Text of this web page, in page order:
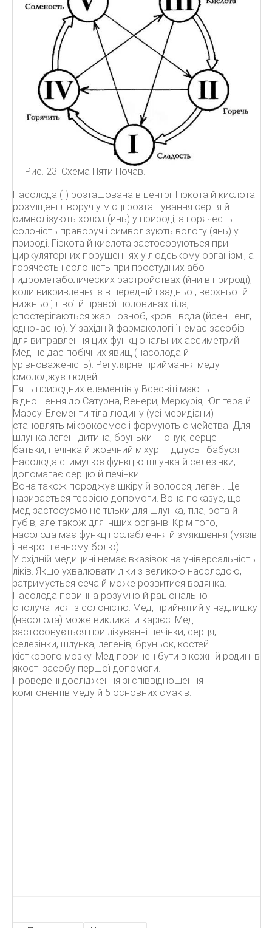
Рис. 23. Схема Пяти Почав.
Насолода (I) розташована в центрі. Гіркота й кислота
розміщені ліворуч у місці розташування серця й
символізують холод (инь) у природі, а горячесть і
солоність праворуч і символізують вологу (янь) у
природі. Гіркота й кислота застосовуються при
циркуляторних порушеннях у людському організмі, а
горячесть і солоність при простудних або
гидрометаболических растройствах (йни в природі),
коли викривлення є в передній і задньої, верхньої й
нижньої, лівої й правої половинах тіла,
спостерігаються жар і озноб, кров і вода (йсен і енг,
одночасно). У західній фармакології немає засобів
для виправлення цих функціональних ассиметрий.
Мед не дає побічних явищ (насолода й
урівноваженість). Регулярне приймання меду
омолоджує людей.
Пять природних елементів у Всесвіті мають
відношення до Сатурна, Венери, Меркурія, Юпітера й
Марсу. Елементи тіла людину (усі меридіани)
становлять мікрокосмос і формують сімейства. Для
шлунка легені дитина, бруньки — онук, серце —
батьки, печінка й жовчний міхур — дідусь і бабуся.
Насолода стимулює функцію шлунка й селезінки,
допомагає серцю й печінки.
Вона також породжує шкіру й волосся, легені. Це
називається теорією допомоги. Вона показує, що
мед застосуємо не тільки для шлунка, тіла, рота й
губів, але також для інших органів. Крім того,
насолода має функції ослаблення й змякшення (мязів
і невро- генному болю).
У східній медицині немає вказівок на універсальність
ліків. Якщо ухвалювати ліки з великою насолодою,
затримується сеча й може розвитися водянка.
Насолода повинна розумно й раціонально
сполучатися із солоністю. Мед, прийнятий у надлишку
(насолода) може викликати карієс. Мед
застосовується при лікуванні печінки, серця,
селезінки, шлунка, легенів, бруньок, костей і
кісткового мозку. Мед повинен бути в кожній родині в
якості засобу першої допомоги.
Проведені дослідження зі співвідношення
компонентів меду й 5 основних смаків: